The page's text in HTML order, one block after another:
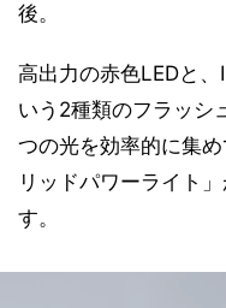
後。
高出力の赤色LEDと
いう2種類のフラッシ
つの光を効率的に集
リッドパワーライト
す。